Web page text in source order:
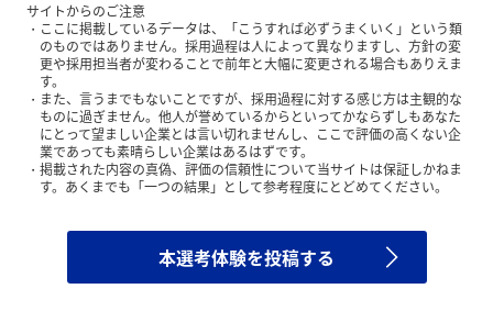
サイトからのご注意
ここに掲載しているデータは、「こうすれば必ずうまくいく」という類
のものではありません。採用過程は人によって異なりますし、方針の変
更や採用担当者が変わることで前年と大幅に変更される場合もありえま
す。
また、言うまでもないことですが、採用過程に対する感じ方は主観的な
ものに過ぎません。他人が誉めているからといってかならずしもあなた
にとって望ましい企業とは言い切れませんし、ここで評価の高くない企
業であっても素晴らしい企業はあるはずです。
掲載された内容の真偽、評価の信頼性について当サイトは保証しかねま
す。あくまでも「一つの結果」として参考程度にとどめてください。
本選考体験を投稿する